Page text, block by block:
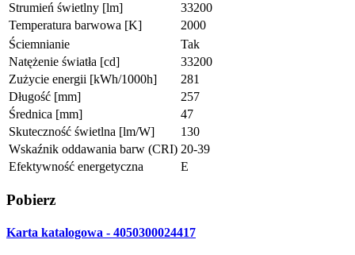
Strumień świetlny [lm]
33200
Temperatura barwowa [K]
2000
Ściemnianie
Tak
Natężenie światła [cd]
33200
Zużycie energii [kWh/1000h]
281
Długość [mm]
257
Średnica [mm]
47
Skuteczność świetlna [lm/W]
130
Wskaźnik oddawania barw (CRI) 20-39
Efektywność energetyczna
E
Pobierz
Karta katalogowa - 4050300024417